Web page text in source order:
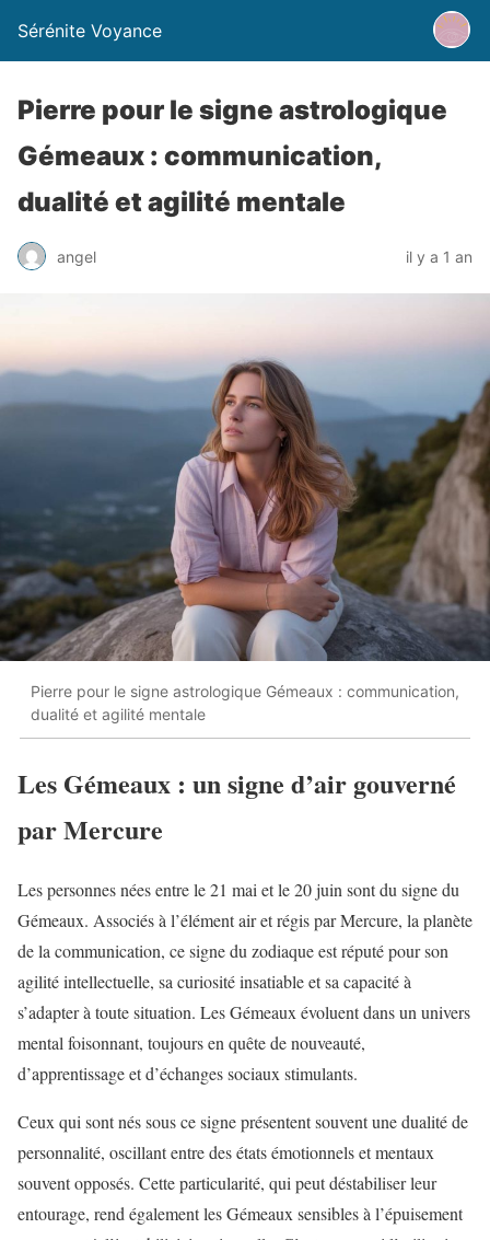
Sérénite Voyance
Pierre pour le signe astrologique
Gémeaux : communication,
dualité et agilité mentale
angel il y a 1 an
Pierre pour le signe astrologique Gémeaux : communication,
dualité et agilité mentale
Les Gémeaux : un signe d’air gouverné
par Mercure
Les personnes nées entre le 21 mai et le 20 juin sont du signe du
Gémeaux. Associés à l’élément air et régis par Mercure, la planète
de la communication, ce signe du zodiaque est réputé pour son
agilité intellectuelle, sa curiosité insatiable et sa capacité à
s’adapter à toute situation. Les Gémeaux évoluent dans un univers
mental foisonnant, toujours en quête de nouveauté,
d’apprentissage et d’échanges sociaux stimulants.
Ceux qui sont nés sous ce signe présentent souvent une dualité de
personnalité, oscillant entre des états émotionnels et mentaux
souvent opposés. Cette particularité, qui peut déstabiliser leur
entourage, rend également les Gémeaux sensibles à l’épuisement